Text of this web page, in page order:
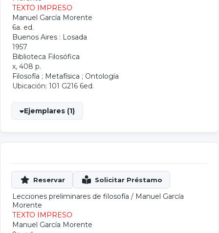
TEXTO IMPRESO
Manuel García Morente
6a. ed.
Buenos Aires : Losada
1957
Biblioteca Filosófica
x, 408 p.
Filosofía ; Metafísica ; Ontología
Ubicación: 101 G216 6ed.
Ejemplares (1)
Lecciones preliminares de filosofía / Manuel García
Morente
TEXTO IMPRESO
Manuel García Morente